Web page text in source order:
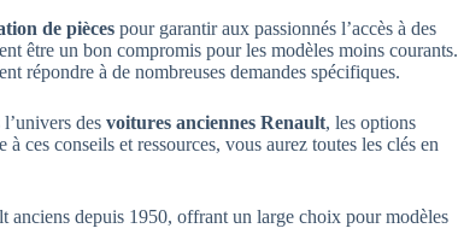
de pièces pour garantir aux passionnés l’accès à des
être un bon compromis pour les modèles moins courants.
répondre à de nombreuses demandes spécifiques.
des voitures anciennes Renault, les options
ces conseils et ressources, vous aurez toutes les clés en
anciens depuis 1950, offrant un large choix pour modèles